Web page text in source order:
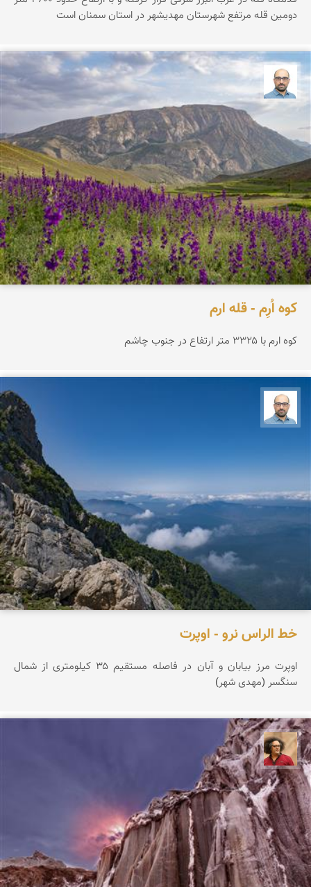
دومین قله مرتفع شهرستان مهدیشهر در استان سمنان است
کوه اُرِم - قله ارم
کوه ارم با ۳۳۲۵ متر ارتفاع در جنوب چاشم
خط الراس نرو - اوپرت
اوپرت مرز بیابان و آبان در فاصله مستقیم ۳۵ کیلومتری از شمال
سنگسر (مهدی شهر)
مصطفی ربیعی بهشتی